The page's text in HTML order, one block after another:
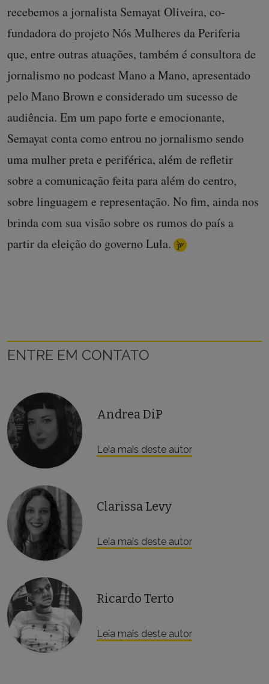
recebemos a jornalista Semayat Oliveira, co-
fundadora do projeto Nós Mulheres da Periferia
que, entre outras atuações, também é consultora de
jornalismo no podcast Mano a Mano, apresentado
pelo Mano Brown e considerado um sucesso de
audiência. Em um papo forte e emocionante,
Semayat conta como entrou no jornalismo sendo
uma mulher preta e periférica, além de refletir
sobre a comunicação feita para além do centro,
sobre linguagem e representação. No fim, ainda nos
brinda com sua visão sobre os rumos do país a
partir da eleição do governo Lula.
ENTRE EM CONTATO
Andrea DiP
Leia mais deste autor
Clarissa Levy
Leia mais deste autor
Ricardo Terto
Leia mais deste autor